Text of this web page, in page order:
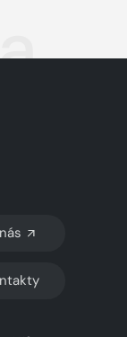
TMAVÝ REŽIM